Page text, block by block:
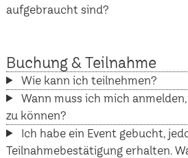
aufgebraucht sind?
Buchung & Teilnahme
Wie kann ich teilnehmen?
Wann muss ich mich
zu können?
Ich habe ein Event gebucht,
Teilnahmebestätigung erhalten.